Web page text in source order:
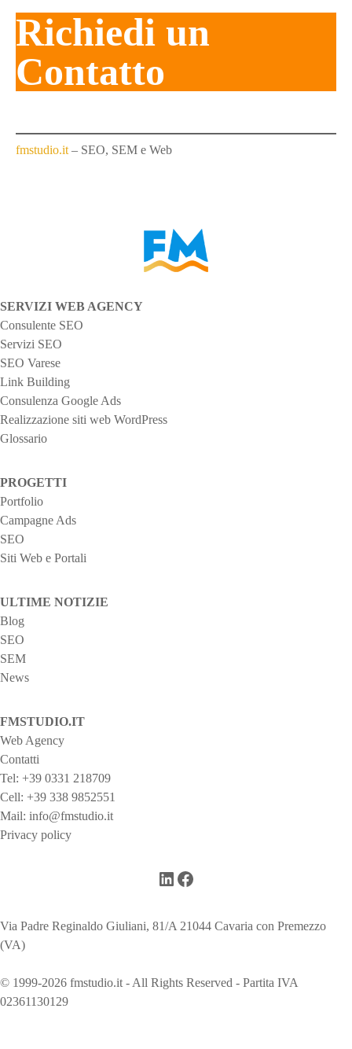
a
i
p
s
Richiedi un
Contatto
fmstudio.it– SEO, SEM e Web
SERVIZI WEB AGENCY
Consulente SEO
Servizi SEO
SEO Varese
Link Building
Consulenza Google Ads
Realizzazione siti web WordPress
Glossario
PROGETTI
Portfolio
Campagne Ads
SEO
Siti Web e Portali
ULTIME NOTIZIE
Blog
SEO
SEM
News
FMSTUDIO.IT
Web Agency
Contatti
Tel: +39 0331 218709
Cell: +39 338 9852551
Mail: info@fmstudio.it
Privacy policy
LinkedIn Facebook
Via Padre Reginaldo Giuliani, 81/A 21044 Cavaria con Premezzo
(VA)
© 1999-2026 fmstudio.it - All Rights Reserved - Partita IVA
02361130129